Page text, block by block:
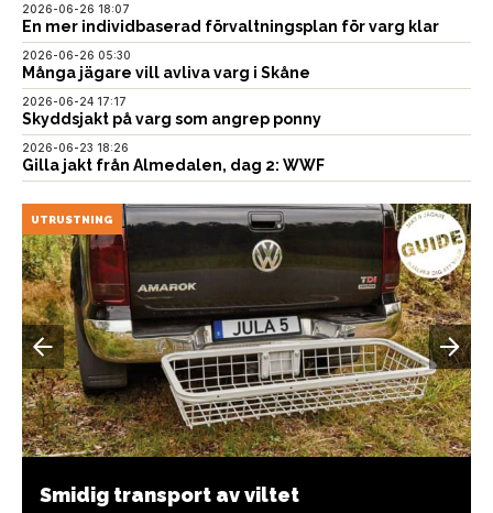
2026-06-26 18:07
En mer individbaserad förvaltningsplan för varg klar
2026-06-26 05:30
Många jägare vill avliva varg i Skåne
2026-06-24 17:17
Skyddsjakt på varg som angrep ponny
2026-06-23 18:26
Gilla jakt från Almedalen, dag 2: WWF
UTRUSTNING
Smidig transport av viltet